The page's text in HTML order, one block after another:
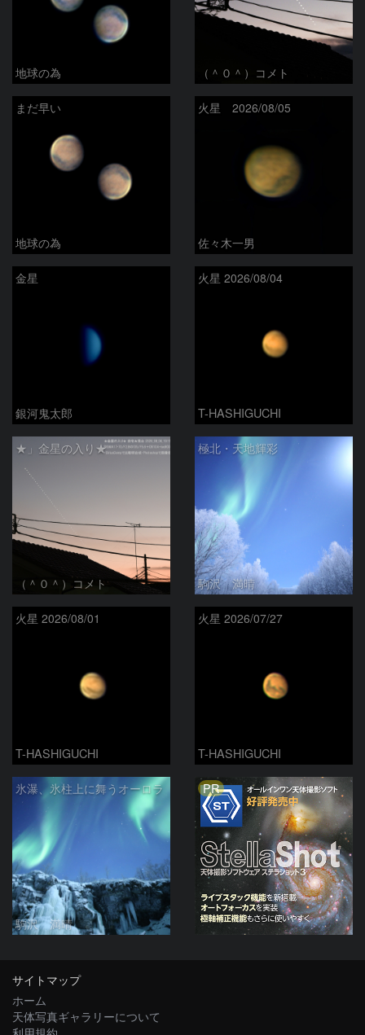
地球の為 （＾０＾）コメト
まだ早い
地球の為
火星 2026/08/05
佐々木一男
金星
銀河鬼太郎
火星 2026/08/04
T-HASHIGUCHI
★」金星の入り★
（＾０＾）コメト
極北・天地輝彩
駒沢 満晴
火星 2026/08/01
T-HASHIGUCHI
火星 2026/07/27
T-HASHIGUCHI
氷瀑、氷柱上に舞うオーロラ
駒沢 満晴
PR
サイトマップ
ホーム
天体写真ギャラリーについて